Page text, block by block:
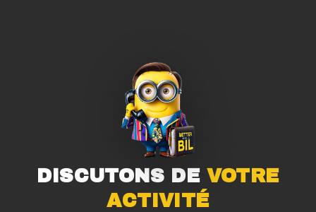
DISCUTONS DE VOTRE
ACTIVITÉ